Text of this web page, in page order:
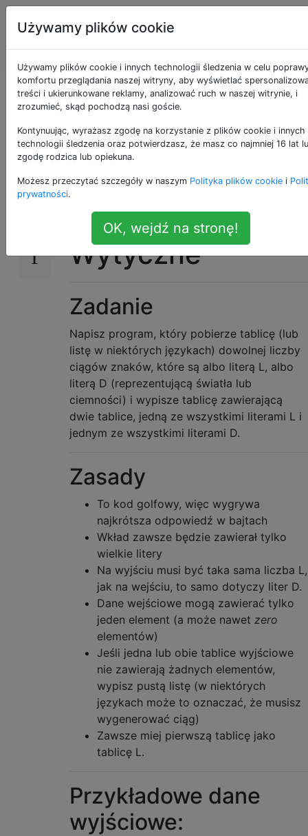
Programowanie
puzzli i Code
Golf
Pomóż mi zrobić
pranie
21 Wsparcie! Mój całkowicie zautomatyzowany
V3001.01
zepsuł się! :(
Wytyczne
Zadanie
Napisz program, który pobierze tablicę (lub
listę w niektórych językach) dowolnej liczby
ciągów znaków, które są albo literą L, albo
literą D (reprezentującą światła lub
ciemności) i wypisze tablicę zawierającą
dwie tablice, jedną ze wszystkimi literami L i
jednym ze wszystkimi literami D.
Zasady
To kod golfowy, więc wygrywa
najkrótsza odpowiedź w bajtach
Wkład zawsze będzie zawierał tylko
wielkie litery
Na wyjściu musi być taka sama liczba L,
jak na wejściu, to samo dotyczy liter D.
Dane wejściowe mogą zawierać tylko
jeden element (a może nawet zero
elementów)
Jeśli jedna lub obie tablice wyjściowe
nie zawierają żadnych elementów,
wypisz pustą listę (w niektórych
językach może to oznaczać, że musisz
wygenerować ciąg)
Zawsze miej pierwszą tablicę jako
tablicę L.
Przykładowe dane
wyjściowe:
Używamy plików cookie
Używamy plików cookie i innych technologii śledzenia w celu
komfortu przeglądania naszej witryny, aby wyświetlać
treści i ukierunkowane reklamy, analizować ruch w naszej witrynie, i
zrozumieć, skąd pochodzą nasi goście.
Kontynuując, wyrażasz zgodę na korzystanie z plików cookie i innych
technologii śledzenia oraz potwierdzasz, że masz co najmniej 16 lat
zgodę rodzica lub opiekuna.
Możesz przeczytać szczegóły w naszym Polityka plików cookie i
prywatności.
OK, wejdź na stronę!